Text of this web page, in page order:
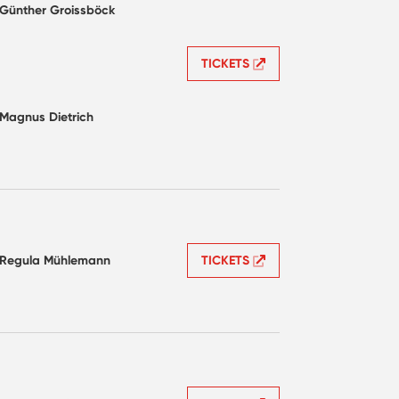
Günther Groissböck
Magnus Dietrich
TICKETS
Regula Mühlemann TICKETS